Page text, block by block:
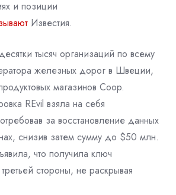
и позиции
Известия.
тысяч организаций по всему
железных дорог в Швеции,
магазинов Coop.
REvil взяла на себя
за восстановление данных
снизив затем сумму до $50 млн.
что получила ключ
стороны, не раскрывая